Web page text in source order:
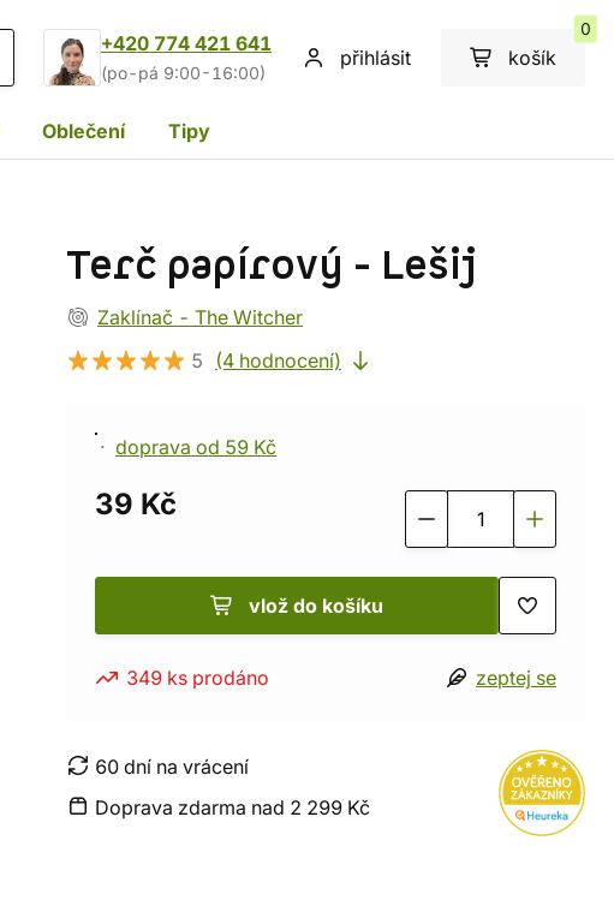
+420 774 421 641
(po-pá 9:00-16:00)
přihlásit košík
0
Oblečení Tipy
Terč papírový - Lešij
Zaklínač - The Witcher
5
(4 hodnocení)
doprava od 59 Kč
39 Kč
vlož do košíku
349 ks prodáno zeptej se
60 dní na vrácení
Doprava zdarma nad 2 299 Kč